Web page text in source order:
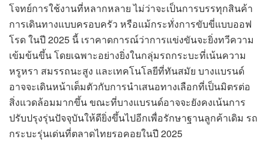
โจทย์การใช้งานที่หลากหลาย ไม่ว่าจะเป็นการบรรทุกสินค้า
การเดินทางแบบครอบครัว หรือแม้กระทั่งการขับขี่แบบออฟ
โรด ในปี 2025 นี้ เราคาดการณ์ว่าการแข่งขันจะยิ่งทวีความ
เข้มข้นขึ้น โดยเฉพาะอย่างยิ่งในกลุ่มรถกระบะที่เน้นความ
หรูหรา สมรรถนะสูง และเทคโนโลยีที่ทันสมัย บางแบรนด์
อาจจะเดินหน้าเต็มตัวกับการนำเสนอทางเลือกที่เป็นมิตรต่อ
สิ่งแวดล้อมมากขึ้น ขณะที่บางแบรนด์อาจจะยังคงเน้นการ
ปรับปรุงรุ่นปัจจุบันให้ดียิ่งขึ้นไปอีกเพื่อรักษาฐานลูกค้าเดิม รถ
กระบะรุ่นเด่นที่ตลาดไทยรอคอยในปี 2025